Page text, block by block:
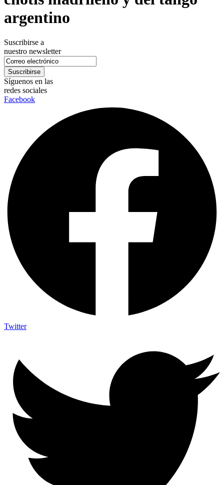
argentino
Suscribirse a
nuestro newsletter
Síguenos en las
redes sociales
Facebook
Twitter